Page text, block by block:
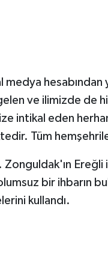
medya
ve ilimizde
intikal eden
Tüm
Zonguldak'ın
bir ihbarın
kullandı.